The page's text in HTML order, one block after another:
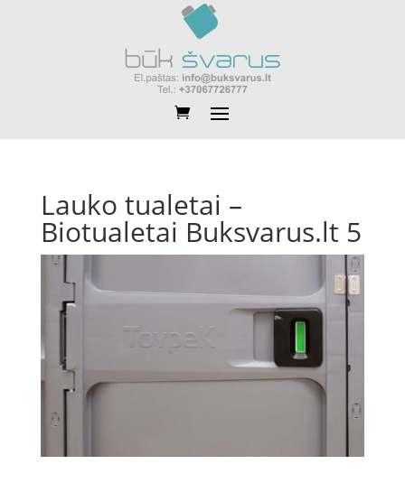
Lauko tualetai –
Biotualetai Buksvarus.lt 5